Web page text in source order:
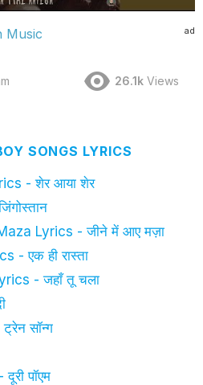
ad
Music
26.1k Views
SONGS LYRICS
- शेर आया शेर
Lyrics - जीने में आए मज़ा
- एक ही रास्ता
- जहाँ तू चला
सॉन्ग
पॉएम